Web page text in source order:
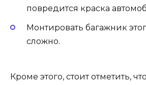
повредится краска
Монтировать багажник
сложно.
Кроме этого, стоит отметить,